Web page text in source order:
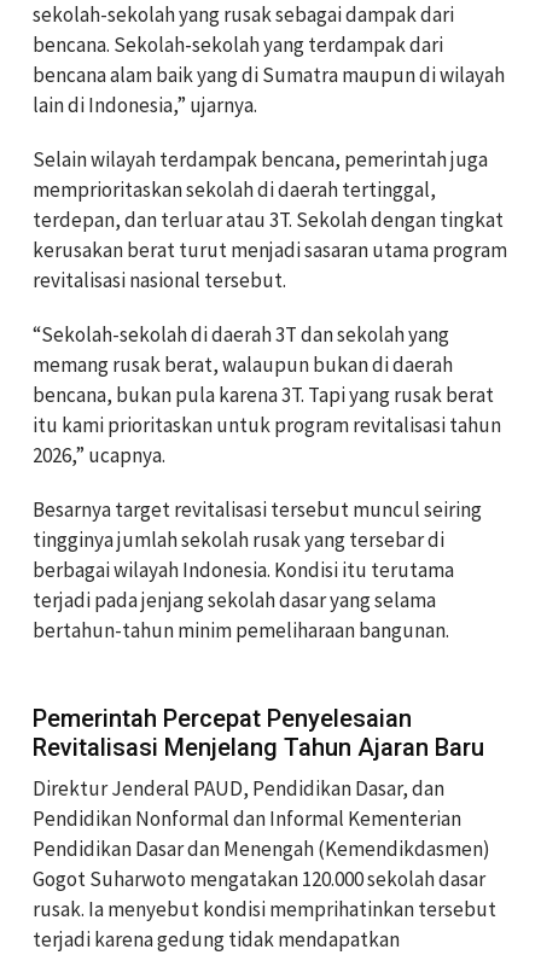
sekolah-sekolah yang rusak sebagai dampak dari
bencana. Sekolah-sekolah yang terdampak dari
bencana alam baik yang di Sumatra maupun di wilayah
lain di Indonesia,” ujarnya.
Selain wilayah terdampak bencana, pemerintah juga
memprioritaskan sekolah di daerah tertinggal,
terdepan, dan terluar atau 3T. Sekolah dengan tingkat
kerusakan berat turut menjadi sasaran utama program
revitalisasi nasional tersebut.
“Sekolah-sekolah di daerah 3T dan sekolah yang
memang rusak berat, walaupun bukan di daerah
bencana, bukan pula karena 3T. Tapi yang rusak berat
itu kami prioritaskan untuk program revitalisasi tahun
2026,” ucapnya.
Besarnya target revitalisasi tersebut muncul seiring
tingginya jumlah sekolah rusak yang tersebar di
berbagai wilayah Indonesia. Kondisi itu terutama
terjadi pada jenjang sekolah dasar yang selama
bertahun-tahun minim pemeliharaan bangunan.
Pemerintah Percepat Penyelesaian
Revitalisasi Menjelang Tahun Ajaran Baru
Direktur Jenderal PAUD, Pendidikan Dasar, dan
Pendidikan Nonformal dan Informal Kementerian
Pendidikan Dasar dan Menengah (Kemendikdasmen)
Gogot Suharwoto mengatakan 120.000 sekolah dasar
rusak. Ia menyebut kondisi memprihatinkan tersebut
terjadi karena gedung tidak mendapatkan